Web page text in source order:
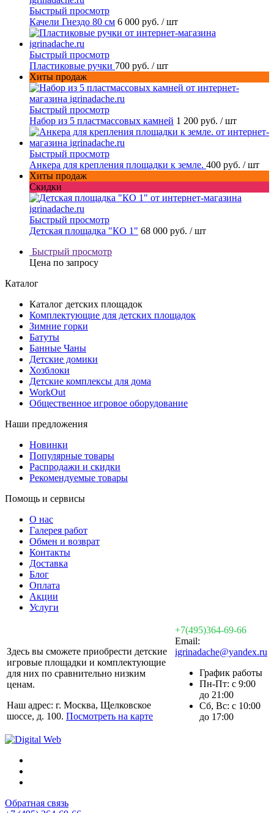
Быстрый просмотр
Качели Гнездо 80 см 6 000 руб. / шт
Быстрый просмотр
Пластиковые ручки 700 руб. / шт
Хиты продаж
Быстрый просмотр
Набор из 5 пластмассовых камней 1 200 руб. / шт
Быстрый просмотр
Анкера для крепления площадки к земле. 400 руб. / шт
Хиты продаж
Скидки
Быстрый просмотр
Детская площадка "КО 1" 68 000 руб. / шт
Быстрый просмотр
Цена по запросу
Каталог
Каталог детских площадок
Комплектующие для детских площадок
Зимние горки
Батуты
Банные Чаны
Детские домики
Хозблоки
Детские комплексы для дома
WorkOut
Общественное игровое оборудование
Наши предложения
Новинки
Популярные товары
Распродажи и скидки
Рекомендуемые товары
Помощь и сервисы
О нас
Галерея работ
Обмен и возврат
Контакты
Доставка
Блог
Оплата
Акции
Услуги
Здесь вы сможете приобрести детские
игровые площадки и комплектующие
для них по сравнительно низким
ценам.
Наш адрес: г. Москва, Щелковское
шоссе, д. 100. Посмотреть на карте
+7(495)364-69-66
Email:
igrinadache@yandex.ru
График работы
Пн-Пт: с 9:00
до 21:00
Сб, Вс: с 10:00
до 17:00
Обратная связь